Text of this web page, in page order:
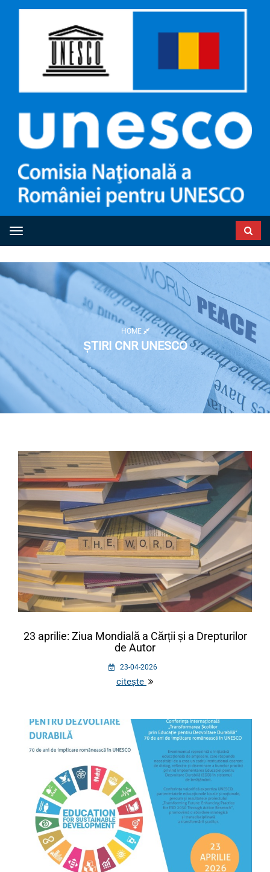
Toggle navigation
HOME
ȘTIRI CNR UNESCO
Listă activități
23 aprilie: Ziua Mondială a Cărții și a Drepturilor
de Autor
23-04-2026
citește